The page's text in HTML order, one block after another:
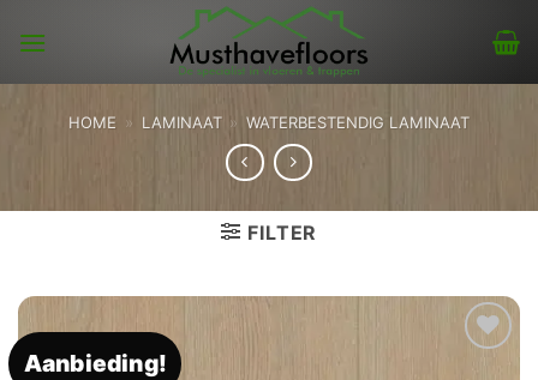
HOME » LAMINAAT » WATERBESTENDIG LAMINAAT
FILTER
Aanbieding!